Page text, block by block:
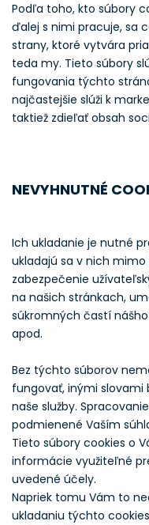
Podľa toho, kto súbory
ďalej s nimi pracuje, sa
strany, ktoré vytvára
teda my. Tieto súbory
fungovania týchto
najčastejšie slúži k
taktiež zdieľať obsah
NEVYHNUTNÉ
Ich ukladanie je nutné
ukladajú sa v nich
zabezpečenie
na našich stránkach,
súkromných častí
apod.
Bez týchto súborov
fungovať, inými
naše služby.
podmienené Vaším
Tieto súbory cookies o
informácie využiteľné
uvedené účely.
Napriek tomu Vám to
ukladaniu týchto